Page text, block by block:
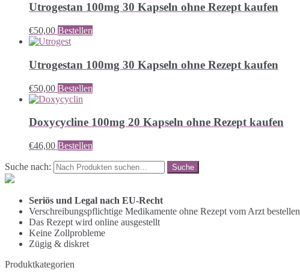
Utrogestan 100mg 30 Kapseln ohne Rezept kaufen
€50,00 Bestellen
Utrogestan 100mg 30 Kapseln ohne Rezept kaufen
€50,00 Bestellen
Doxycycline 100mg 20 Kapseln ohne Rezept kaufen
€46,00 Bestellen
Suche nach:
Seriös und Legal nach EU-Recht
Verschreibungspflichtige Medikamente ohne Rezept vom Arzt bestellen
Das Rezept wird online ausgestellt
Keine Zollprobleme
Zügig & diskret
Produktkategorien